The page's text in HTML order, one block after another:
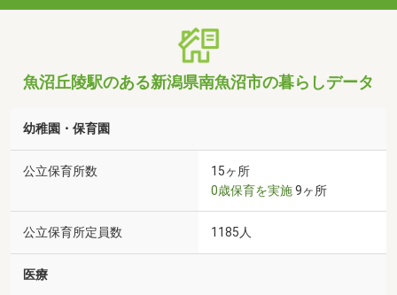
魚沼丘陵駅のある新潟県南魚沼市の暮らしデータ
幼稚園・保育園
公立保育所数
15ヶ所
0歳保育を実施9ヶ所
公立保育所定員数 1185人
医療